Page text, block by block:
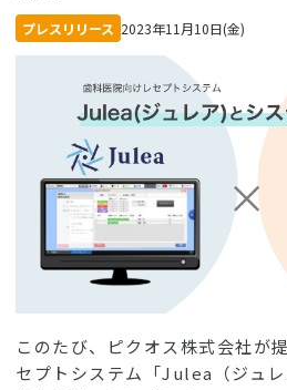
プレスリリース 2023年11月10日(金)
このたび、ピクオス株式会社が
セプトシステム「Julea（ジュ